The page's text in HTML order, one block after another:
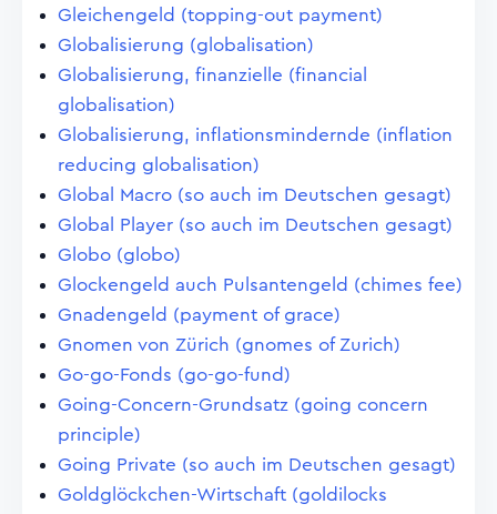
Gleichengeld (topping-out payment)
Globalisierung (globalisation)
Globalisierung, finanzielle (financial
globalisation)
Globalisierung, inflationsmindernde (inflation
reducing globalisation)
Global Macro (so auch im Deutschen gesagt)
Global Player (so auch im Deutschen gesagt)
Globo (globo)
Glockengeld auch Pulsantengeld (chimes fee)
Gnadengeld (payment of grace)
Gnomen von Zürich (gnomes of Zurich)
Go-go-Fonds (go-go-fund)
Going-Concern-Grundsatz (going concern
principle)
Going Private (so auch im Deutschen gesagt)
Goldglöckchen-Wirtschaft (goldilocks